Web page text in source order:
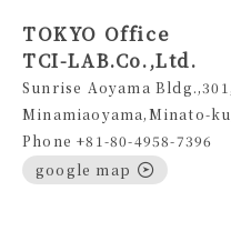
TOKYO Office
TCI-LAB.Co.,Ltd.
Sunrise Aoyama
Minamiaoyama,Minato-
Phone +81-80-4958-7396
google map